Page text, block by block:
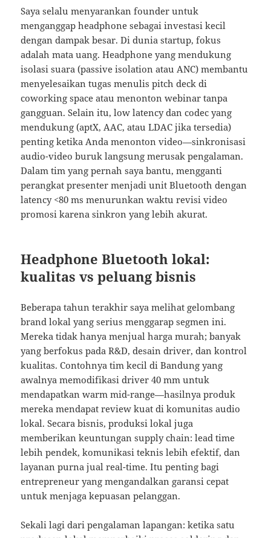
Saya selalu menyarankan founder untuk
menganggap headphone sebagai investasi kecil
dengan dampak besar. Di dunia startup, fokus
adalah mata uang. Headphone yang mendukung
isolasi suara (passive isolation atau ANC) membantu
menyelesaikan tugas menulis pitch deck di
coworking space atau menonton webinar tanpa
gangguan. Selain itu, low latency dan codec yang
mendukung (aptX, AAC, atau LDAC jika tersedia)
penting ketika Anda menonton video—sinkronisasi
audio-video buruk langsung merusak pengalaman.
Dalam tim yang pernah saya bantu, mengganti
perangkat presenter menjadi unit Bluetooth dengan
latency <80 ms menurunkan waktu revisi video
promosi karena sinkron yang lebih akurat.
Headphone Bluetooth lokal:
kualitas vs peluang bisnis
Beberapa tahun terakhir saya melihat gelombang
brand lokal yang serius menggarap segmen ini.
Mereka tidak hanya menjual harga murah; banyak
yang berfokus pada R&D, desain driver, dan kontrol
kualitas. Contohnya tim kecil di Bandung yang
awalnya memodifikasi driver 40 mm untuk
mendapatkan warm mid-range—hasilnya produk
mereka mendapat review kuat di komunitas audio
lokal. Secara bisnis, produksi lokal juga
memberikan keuntungan supply chain: lead time
lebih pendek, komunikasi teknis lebih efektif, dan
layanan purna jual real-time. Itu penting bagi
entrepreneur yang mengandalkan garansi cepat
untuk menjaga kepuasan pelanggan.
Sekali lagi dari pengalaman lapangan: ketika satu